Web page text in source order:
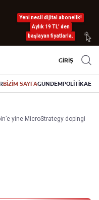
Yeni nesil dijital abonelik!
Aylık 19 TL’ den
başlayan fiyatlarla.
GİRİŞ
BİZİM SAYFAGÜNDEMPOLİTİKA
yine MicroStrategy dopingi